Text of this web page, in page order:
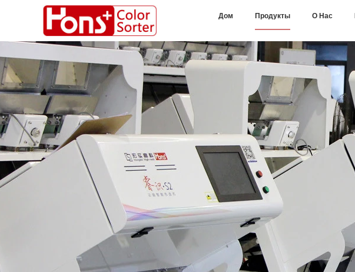
Дом Продукты О Нас